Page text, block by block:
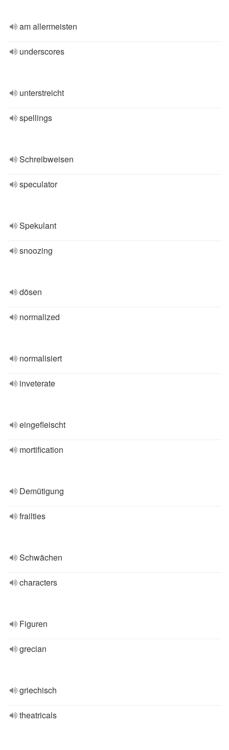
am allermeisten
underscores
unterstreicht
spellings
Schreibweisen
speculator
Spekulant
snoozing
dösen
normalized
normalisiert
inveterate
eingefleischt
mortification
Demütigung
frailties
Schwächen
characters
Figuren
grecian
griechisch
theatricals